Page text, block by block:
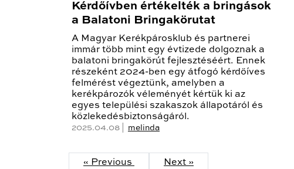
Kérdőívben értékelték a bringások
a Balatoni Bringakörutat
A Magyar Kerékpárosklub és partnerei
immár több mint egy évtizede dolgoznak a
balatoni bringakörút fejlesztéséért. Ennek
részeként 2024-ben egy átfogó kérdőíves
felmérést végeztünk, amelyben a
kerékpározók véleményét kértük ki az
egyes települési szakaszok állapotáról és
közlekedésbiztonságáról.
2025.04.08 | melinda
« Previous Next »